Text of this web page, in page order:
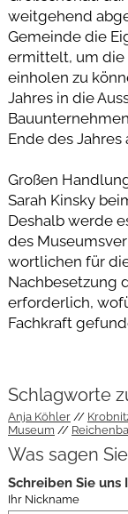
weitgehend
Gemeinde die
ermittelt, um die
einholen zu
Jahres in die
Ende des Jahres
Großen
Sarah Kinsky
Deshalb werde
des
wortlichen für
Nachbesetzung
erforderlich,
Fachkraft
Schlagworte
Anja Köhler
Museum
Was sagen
Schreiben Sie uns
Ihr Nickname